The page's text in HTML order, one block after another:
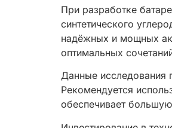
При разработке
синтетического
надёжных и мощных
оптимальных
Данные исследования
Рекомендуется
обеспечивает